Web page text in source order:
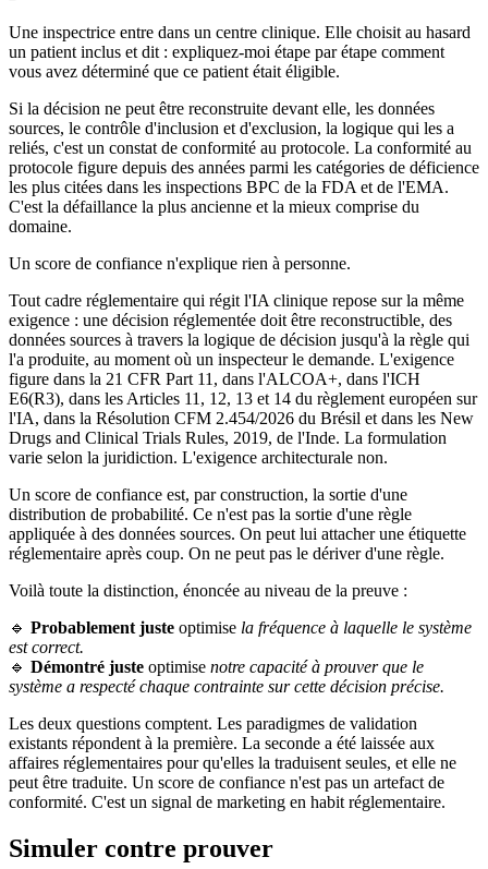
Une inspectrice entre dans un centre clinique. Elle choisit au hasard
un patient inclus et dit : expliquez-moi étape par étape comment
vous avez déterminé que ce patient était éligible.
Si la décision ne peut être reconstruite devant elle, les données
sources, le contrôle d'inclusion et d'exclusion, la logique qui les a
reliés, c'est un constat de conformité au protocole. La conformité au
protocole figure depuis des années parmi les catégories de déficience
les plus citées dans les inspections BPC de la FDA et de l'EMA.
C'est la défaillance la plus ancienne et la mieux comprise du
domaine.
Un score de confiance n'explique rien à personne.
Tout cadre réglementaire qui régit l'IA clinique repose sur la même
exigence : une décision réglementée doit être reconstructible, des
données sources à travers la logique de décision jusqu'à la règle qui
l'a produite, au moment où un inspecteur le demande. L'exigence
figure dans la 21 CFR Part 11, dans l'ALCOA+, dans l'ICH
E6(R3), dans les Articles 11, 12, 13 et 14 du règlement européen sur
l'IA, dans la Résolution CFM 2.454/2026 du Brésil et dans les New
Drugs and Clinical Trials Rules, 2019, de l'Inde. La formulation
varie selon la juridiction. L'exigence architecturale non.
Un score de confiance est, par construction, la sortie d'une
distribution de probabilité. Ce n'est pas la sortie d'une règle
appliquée à des données sources. On peut lui attacher une étiquette
réglementaire après coup. On ne peut pas le dériver d'une règle.
Voilà toute la distinction, énoncée au niveau de la preuve :
🔹 Probablement juste optimise la fréquence à laquelle le système
est correct.
🔹 Démontré juste optimise notre capacité à prouver que le
système a respecté chaque contrainte sur cette décision précise.
Les deux questions comptent. Les paradigmes de validation
existants répondent à la première. La seconde a été laissée aux
affaires réglementaires pour qu'elles la traduisent seules, et elle ne
peut être traduite. Un score de confiance n'est pas un artefact de
conformité. C'est un signal de marketing en habit réglementaire.
Simuler contre prouver